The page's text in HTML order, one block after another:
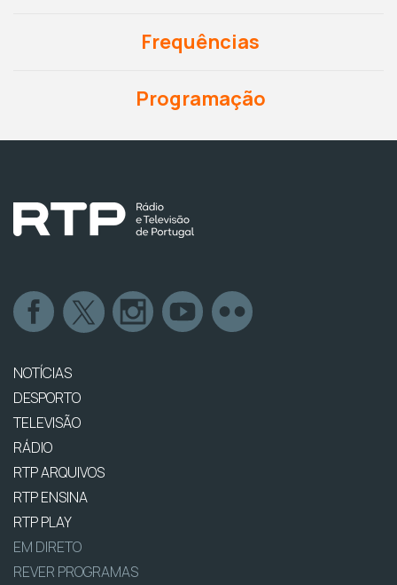
Frequências
Programação
NOTÍCIAS
DESPORTO
TELEVISÃO
RÁDIO
RTP ARQUIVOS
RTP ENSINA
RTP PLAY
EM DIRETO
REVER PROGRAMAS